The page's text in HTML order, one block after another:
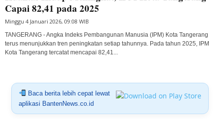
Capai 82,41 pada 2025
Minggu 4 Januari 2026, 09:08 WIB
TANGERANG - Angka Indeks Pembangunan Manusia (IPM) Kota Tangerang
terus menunjukkan tren peningkatan setiap tahunnya. Pada tahun 2025, IPM
Kota Tangerang tercatat mencapai 82,41...
Baca berita lebih cepat lewat
aplikasi BantenNews.co.id